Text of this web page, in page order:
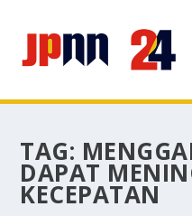
TAG:
DAPAT
KECEPATAN